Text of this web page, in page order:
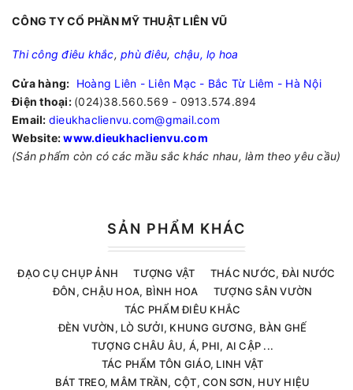
CÔNG TY CỔ PHẦN MỸ THUẬT LIÊN VŨ
Thi công điêu khắc, phù điêu, chậu, lọ hoa
Cửa hàng: Hoàng Liên - Liên Mạc - Bắc Từ Liêm - Hà Nội
Điện thoại: (024)38.560.569 - 0913.574.894
Email: dieukhaclienvu.com@gmail.com
Website:www.dieukhaclienvu.com
(Sản phẩm còn có các mầu sắc khác nhau, làm theo yêu cầu)
SẢN PHẨM KHÁC
ĐẠO CỤ CHỤP ẢNH TƯỢNG VẬT
THÁC NƯỚC, ĐÀI NƯỚC
ĐÔN, CHẬU HOA, BÌNH HOA
TƯỢNG SÂN VƯỜN
TÁC PHẨM ĐIÊU KHẮC
ĐÈN VƯỜN, LÒ SƯỞI, KHUNG GƯƠNG, BÀN GHẾ
TƯỢNG CHÂU ÂU, Á, PHI, AI CẬP ...
TÁC PHẨM TÔN GIÁO, LINH VẬT
BÁT TREO, MÂM TRẦN, CỘT, CON SƠN, HUY HIỆU